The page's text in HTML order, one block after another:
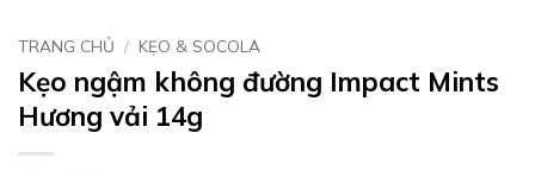
TRANG CHỦ / KẸO & SOCOLA
Kẹo ngậm không đường Impact Mints
Hương vải 14g